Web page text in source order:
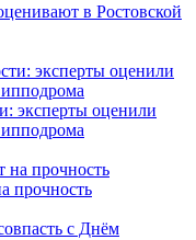
в Ростовской
эксперты оценили
ипподрома
прочность